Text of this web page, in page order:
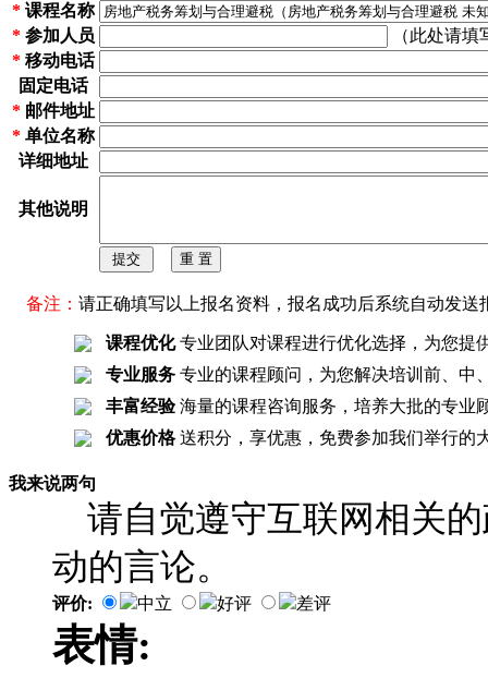
* 课程名称
* 参加人员
（此处请填
* 移动电话
固定电话
* 邮件地址
* 单位名称
详细地址
其他说明
备注： 请正确填写以上报名资料，报名成功后系统自动发
课程优化专业团队对课程进行优化选择，为您提
专业服务专业的课程顾问，为您解决培训前、中
丰富经验海量的课程咨询服务，培养大批的专业
优惠价格送积分，享优惠，免费参加我们举行的
我来说两句
请自觉遵守互联网相关
动的言论。
评价: 中立 好评 差评
表情: